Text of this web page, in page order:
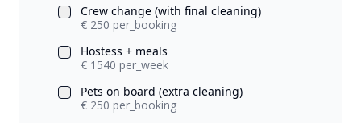
Crew change (with final cleaning)
€ 250 per_booking
Hostess + meals
€ 1540 per_week
Pets on board (extra cleaning)
€ 250 per_booking